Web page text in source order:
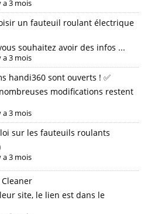
a 3 mois
un fauteuil roulant électrique
souhaitez avoir des infos ...
a 3 mois
handi360 sont ouverts ! ✅
modifications restent
a 3 mois
loi sur les fauteuils roulants
a 3 mois
Cleaner
site, le lien est dans le